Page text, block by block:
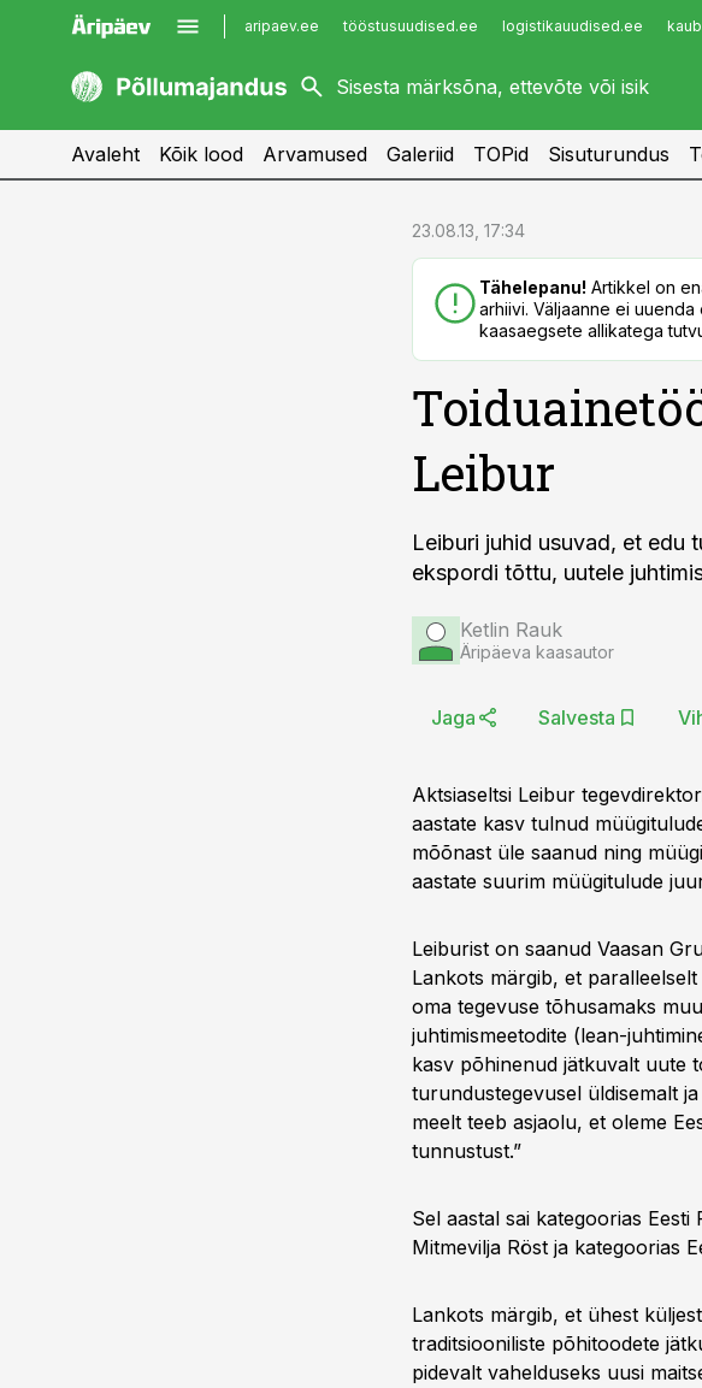
aripaev.ee tööstusuudised.ee logistikauudised.ee
kaubandus.ee
kinnisvarauudised.ee
imelineajalugu.ee
Infopank
Avaleht Kõik lood Arvamused Galeriid TOPid Sisuturundus
23.08.13, 17:34
Tähelepanu! Artikkel on
arhiivi. Väljaanne ei
kaasaegsete allikatega
Leibur
Leiburi juhid usuvad, et edu
ekspordi tõttu, uutele
Ketlin Rauk
Äripäeva kaasautor
Jaga Salvesta
Aktsiaseltsi Leibur
aastate kasv tulnud
mõõnast üle saanud ning
aastate suurim müügitulude
Leiburist on saanud Vaasan
Lankots märgib, et
oma tegevuse tõhusamaks
juhtimismeetodite (lean-
kasv põhinenud jätkuvalt uute
turundustegevusel üldisemalt
meelt teeb asjaolu, et oleme
tunnustust.”
Sel aastal sai kategoorias
Mitmevilja Röst ja kategoorias
Lankots märgib, et ühest
traditsiooniliste põhitoodete
pidevalt vahelduseks uusi